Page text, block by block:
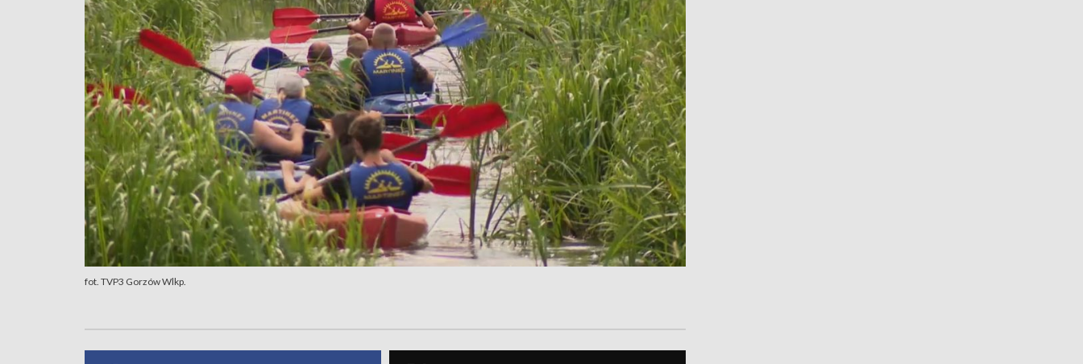
fot. TVP3 Gorzów Wlkp.